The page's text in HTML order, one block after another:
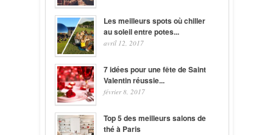
Les meilleurs spots où chiller
au soleil entre potes...
avril 12, 2017
7 idées pour une fête de Saint
Valentin réussie...
février 8, 2017
Top 5 des meilleurs salons de
thé à Paris